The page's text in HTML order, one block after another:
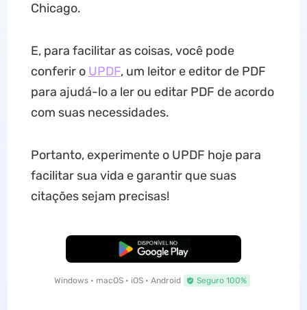
Chicago.
E, para facilitar as coisas, você pode
conferir o UPDF, um leitor e editor de PDF
para ajudá-lo a ler ou editar PDF de acordo
com suas necessidades.
Portanto, experimente o UPDF hoje para
facilitar sua vida e garantir que suas
citações sejam precisas!
Baixar Grátis
Windows • macOS • iOS • Android Seguro 100%